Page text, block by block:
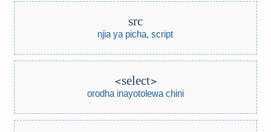
src
njia ya picha, script
select
orodha inayotolewa chini